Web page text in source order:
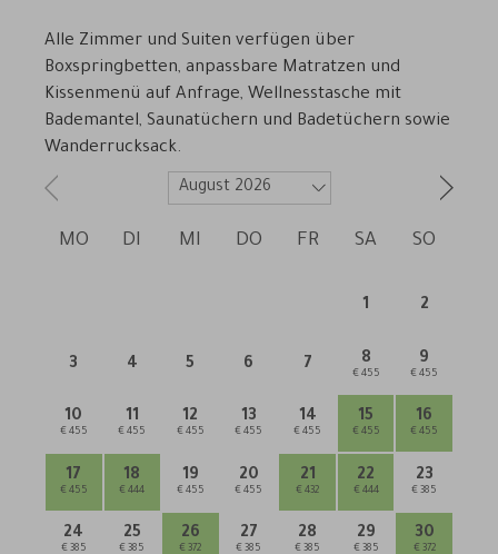
Alle Zimmer und Suiten verfügen über
Boxspringbetten, anpassbare Matratzen und
Kissenmenü auf Anfrage, Wellnesstasche mit
Bademantel, Saunatüchern und Badetüchern sowie
Wanderrucksack.